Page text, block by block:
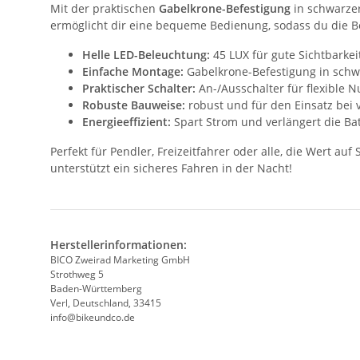
Mit der praktischen Gabelkrone-Befestigung in
ermöglicht dir eine bequeme Bedienung, sodass du die
Helle LED-Beleuchtung: 45 LUX für gute
Einfache Montage: Gabelkrone-Befestigung in
Praktischer Schalter: An-/Ausschalter für flexible
Robuste Bauweise: robust und für den Einsatz bei
Energieeffizient: Spart Strom und verlängert die
Perfekt für Pendler, Freizeitfahrer oder alle, die Wert
unterstützt ein sicheres Fahren in der Nacht!
Herstellerinformationen:
BICO Zweirad Marketing GmbH
Strothweg 5
Baden-Württemberg
Verl, Deutschland, 33415
info@bikeundco.de